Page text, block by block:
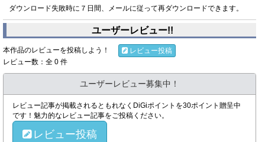
ダウンロード失敗時に７日間、メールに従って再ダウンロードできます。
ユーザーレビュー!!
本作品のレビューを投稿しよう！
レビュー投稿
レビュー数：全 0 件
ユーザーレビュー募集中！
レビュー記事が掲載されるともれなくDiGiポイントを30ポイント贈呈中
です！魅力的なレビュー記事をご投稿ください。
レビュー投稿